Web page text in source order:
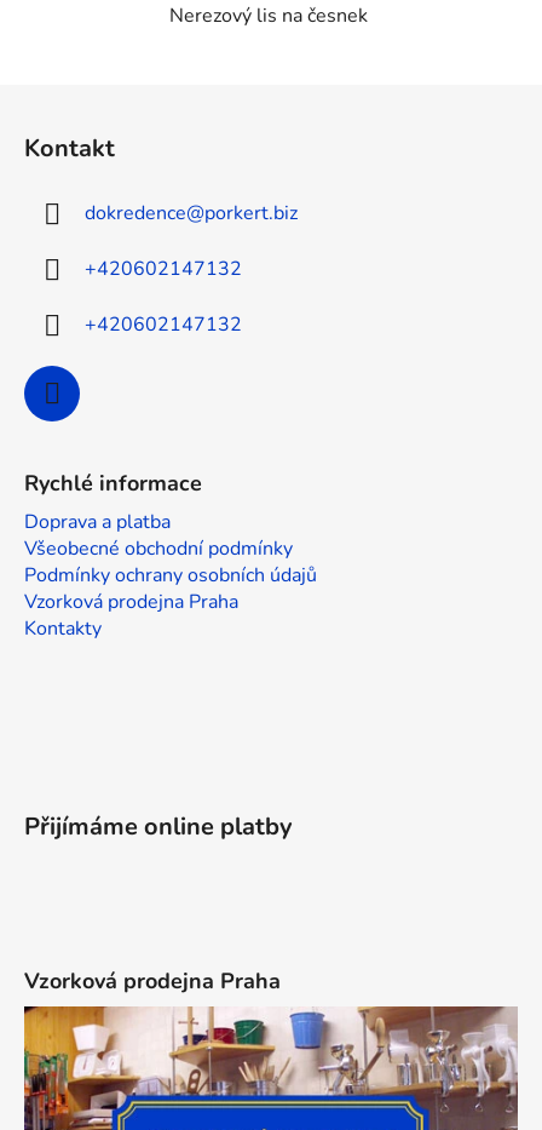
Nerezový lis na česnek
Kontakt
dokredence@porkert.biz
+420602147132
+420602147132
Rychlé informace
Doprava a platba
Všeobecné obchodní podmínky
Podmínky ochrany osobních údajů
Vzorková prodejna Praha
Kontakty
Přijímáme online platby
Vzorková prodejna Praha